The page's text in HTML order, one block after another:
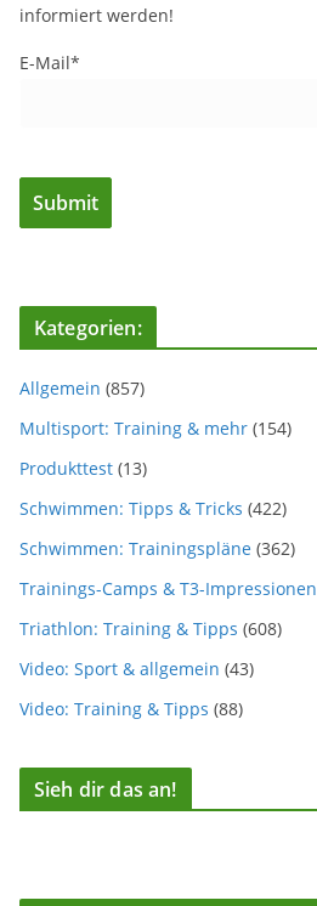
informiert werden!
E-Mail*
Kategorien:
Allgemein (857)
Multisport: Training & mehr (154)
Produkttest (13)
Schwimmen: Tipps & Tricks (422)
Schwimmen: Trainingspläne (362)
Trainings-Camps & T3-Impressionen
Triathlon: Training & Tipps (608)
Video: Sport & allgemein (43)
Video: Training & Tipps (88)
Sieh dir das an!